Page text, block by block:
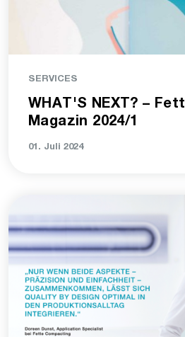
SERVICES
WHAT'S NEXT? –
Magazin 2024/1
01. Juli 2024